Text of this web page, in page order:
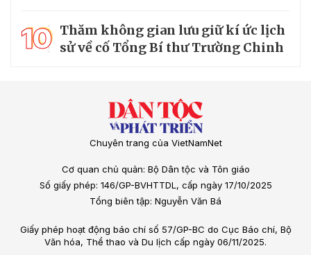
10 Thăm không gian lưu giữ kí ức lịch
sử về cố Tổng Bí thư Trường Chinh
Chuyên trang của VietNamNet
Cơ quan chủ quản: Bộ Dân tộc và Tôn giáo
Số giấy phép: 146/GP-BVHTTDL, cấp ngày 17/10/2025
Tổng biên tập: Nguyễn Văn Bá
Giấy phép hoạt động báo chí số 57/GP-BC do Cục Báo chí, Bộ
Văn hóa, Thể thao và Du lịch cấp ngày 06/11/2025.